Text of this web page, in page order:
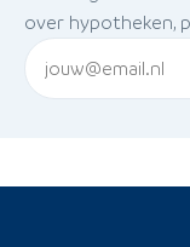
over hypotheken,